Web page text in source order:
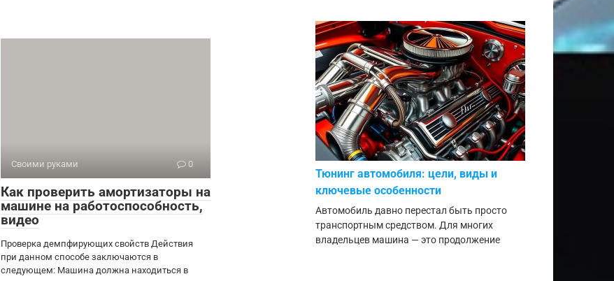
Своими руками 0
Как проверить амортизаторы на
машине на работоспособность,
видео
Проверка демпфирующих свойств Действия
при данном способе заключаются в
следующем: Машина должна находиться в
Тюнинг автомобиля: цели, виды и
ключевые особенности
Автомобиль давно перестал быть просто
транспортным средством. Для многих
владельцев машина — это продолжение